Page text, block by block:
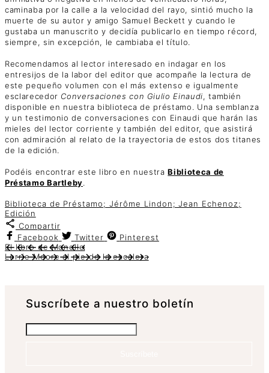
caminaba por la calle a la velocidad del rayo, sintió mucho la
muerte de su autor y amigo Samuel Beckett y cuando le
gustaba un manuscrito y decidía publicarlo en tiempo récord,
siempre, sin excepción, le cambiaba el título.
Recomendamos al lector interesado en indagar en los
entresijos de la labor del editor que acompañe la lectura de
este pequeño volumen con el más extenso e igualmente
esclarecedor Conversaciones con Giulio Einaudi, también
disponible en nuestra biblioteca de préstamo. Una semblanza
y un testimonio de conversaciones con Einaudi que harán las
mieles del lector corriente y también del editor, que asistirá
con admiración al relato de la trayectoria de estos dos titanes
de la edición.
Podéis encontrar este libro en nuestraBiblioteca de
Préstamo Bartleby.
Biblioteca de Préstamo; Jérôme Lindon; Jean Echenoz;
Edición
Compartir
Facebook
Twitter
Pinterest
El libro de Monelle
Lorrie Moore al pie de la escalera
Suscrí­bete a nuestro boletín